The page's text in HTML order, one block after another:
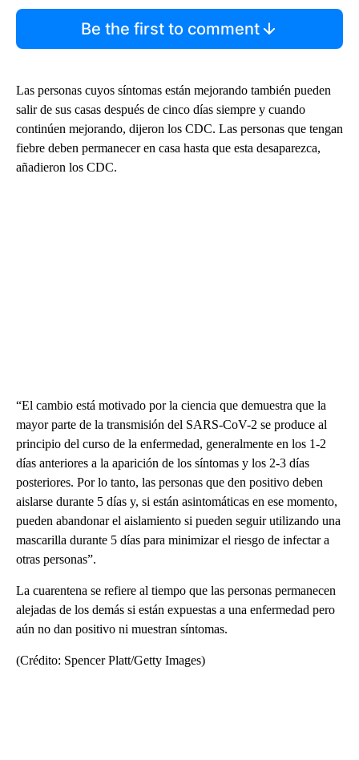
Be the first to comment
Las personas cuyos síntomas están mejorando también pueden
salir de sus casas después de cinco días siempre y cuando
continúen mejorando, dijeron los CDC. Las personas que tengan
fiebre deben permanecer en casa hasta que esta desaparezca,
añadieron los CDC.
“El cambio está motivado por la ciencia que demuestra que la
mayor parte de la transmisión del SARS-CoV-2 se produce al
principio del curso de la enfermedad, generalmente en los 1-2
días anteriores a la aparición de los síntomas y los 2-3 días
posteriores. Por lo tanto, las personas que den positivo deben
aislarse durante 5 días y, si están asintomáticas en ese momento,
pueden abandonar el aislamiento si pueden seguir utilizando una
mascarilla durante 5 días para minimizar el riesgo de infectar a
otras personas”.
La cuarentena se refiere al tiempo que las personas permanecen
alejadas de los demás si están expuestas a una enfermedad pero
aún no dan positivo ni muestran síntomas.
(Crédito: Spencer Platt/Getty Images)